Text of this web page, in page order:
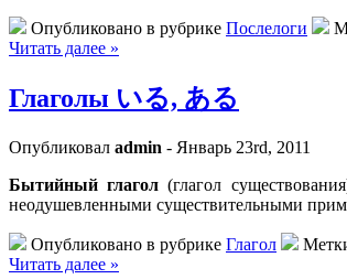
Опубликовано в рубрике Послелоги
Читать далее »
Глаголы いる, ある
Опубликовал admin - Январь 23rd, 2011
Бытийный глагол (глагол
неодушевленными существительными
Опубликовано в рубрике Глагол
Читать далее »